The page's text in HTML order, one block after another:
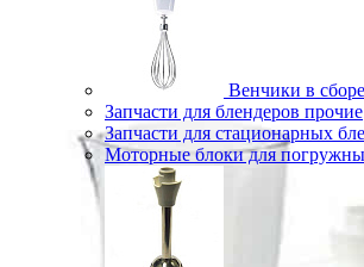
Венчики в
Запчасти для блендеров прочие
Запчасти для стационарных
Моторные блоки для